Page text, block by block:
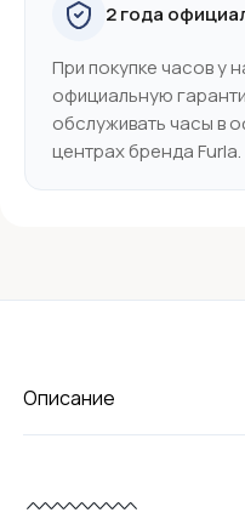
2 года
При покупке часов у
официальную
обслуживать часы в
центрах бренда Furla.
Описание